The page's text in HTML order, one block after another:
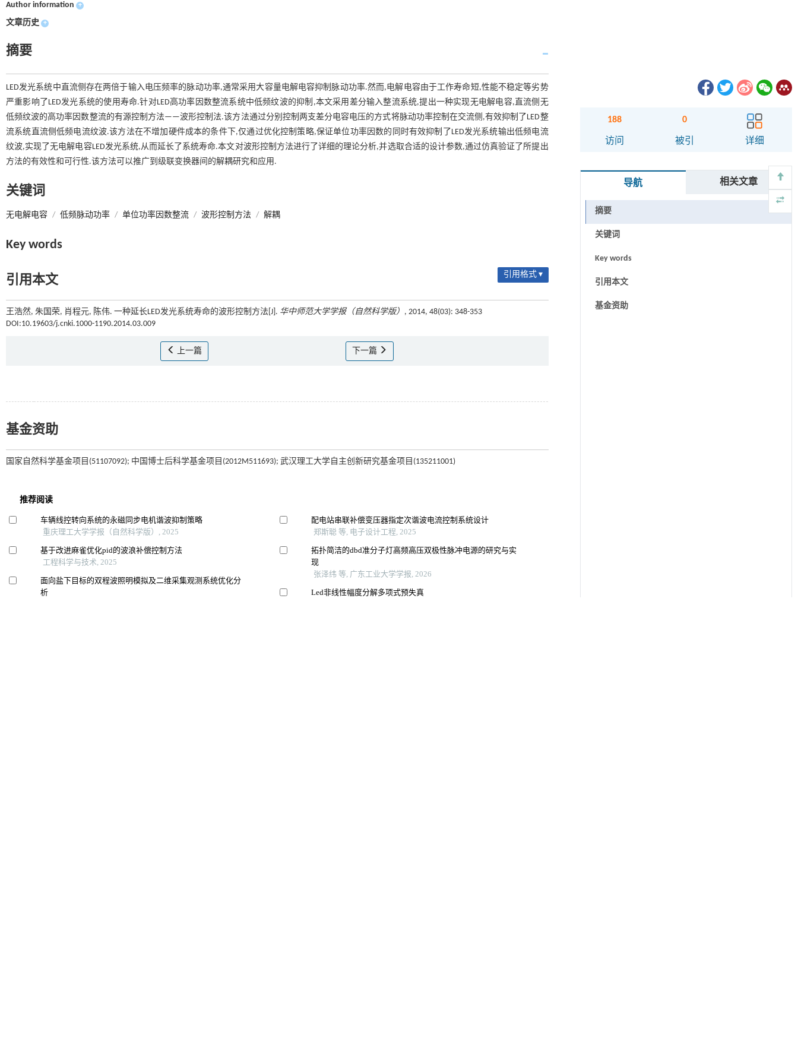
Author information +
文章历史 +
摘要
LED发光系统中直流侧存在两倍于输入电压频率的脉动功率,通常采用大容量电解电容抑制脉动功率.然而,电解电容由于工作寿命短,性能不稳定等劣势
严重影响了LED发光系统的使用寿命.针对LED高功率因数整流系统中低频纹波的抑制,本文采用差分输入整流系统,提出一种实现无电解电容,直流侧无
低频纹波的高功率因数整流的有源控制方法——波形控制法.该方法通过分别控制两支差分电容电压的方式将脉动功率控制在交流侧,有效抑制了LED整
流系统直流侧低频电流纹波.该方法在不增加硬件成本的条件下,仅通过优化控制策略,保证单位功率因数的同时有效抑制了LED发光系统输出低频电流
纹波,实现了无电解电容LED发光系统,从而延长了系统寿命.本文对波形控制方法进行了详细的理论分析,并选取合适的设计参数,通过仿真验证了所提出
方法的有效性和可行性.该方法可以推广到级联变换器间的解耦研究和应用.
关键词
无电解电容 / 低频脉动功率 / 单位功率因数整流 / 波形控制方法 / 解耦
Key words
引用本文 引用格式 ▾
王浩然, 朱国荣, 肖程元, 陈伟. 一种延长LED发光系统寿命的波形控制方法[J]. 华中师范大学学报（自然科学版） , 2014, 48(03): 348-353
DOI:10.19603/j.cnki.1000-1190.2014.03.009
上一篇 下一篇
基金资助
国家自然科学基金项目(51107092); 中国博士后科学基金项目(2012M511693); 武汉理工大学自主创新研究基金项目(135211001)
188
访问
0
被引 详细
导航 相关文章
摘要
关键词
Key words
引用本文
基金资助